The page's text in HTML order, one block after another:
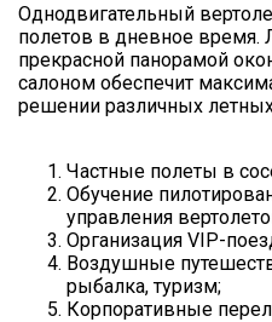
Однодвигательный
полетов в дневное время.
прекрасной панорамой
салоном обеспечит
решении различных
Частные полеты в
Обучение
управления
Организация VIP-
Воздушные
рыбалка, туризм;
Корпоративные